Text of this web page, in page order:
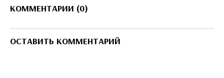
КОММЕНТАРИИ (0)
ОСТАВИТЬ КОММЕНТАРИЙ